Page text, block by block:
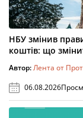
НБУ змінив
коштів: що
Автор:Лента от
06.08.2026